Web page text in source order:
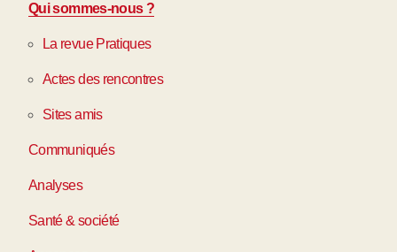
Qui sommes-nous ?
La revue Pratiques
Actes des rencontres
Sites amis
Communiqués
Analyses
Santé & société